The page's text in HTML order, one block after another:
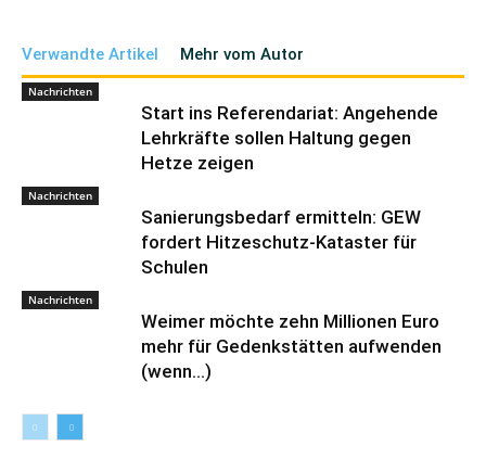
Verwandte Artikel Mehr vom Autor
Nachrichten
Start ins Referendariat: Angehende
Lehrkräfte sollen Haltung gegen
Hetze zeigen
Nachrichten
Sanierungsbedarf ermitteln: GEW
fordert Hitzeschutz-Kataster für
Schulen
Nachrichten
Weimer möchte zehn Millionen Euro
mehr für Gedenkstätten aufwenden
(wenn…)